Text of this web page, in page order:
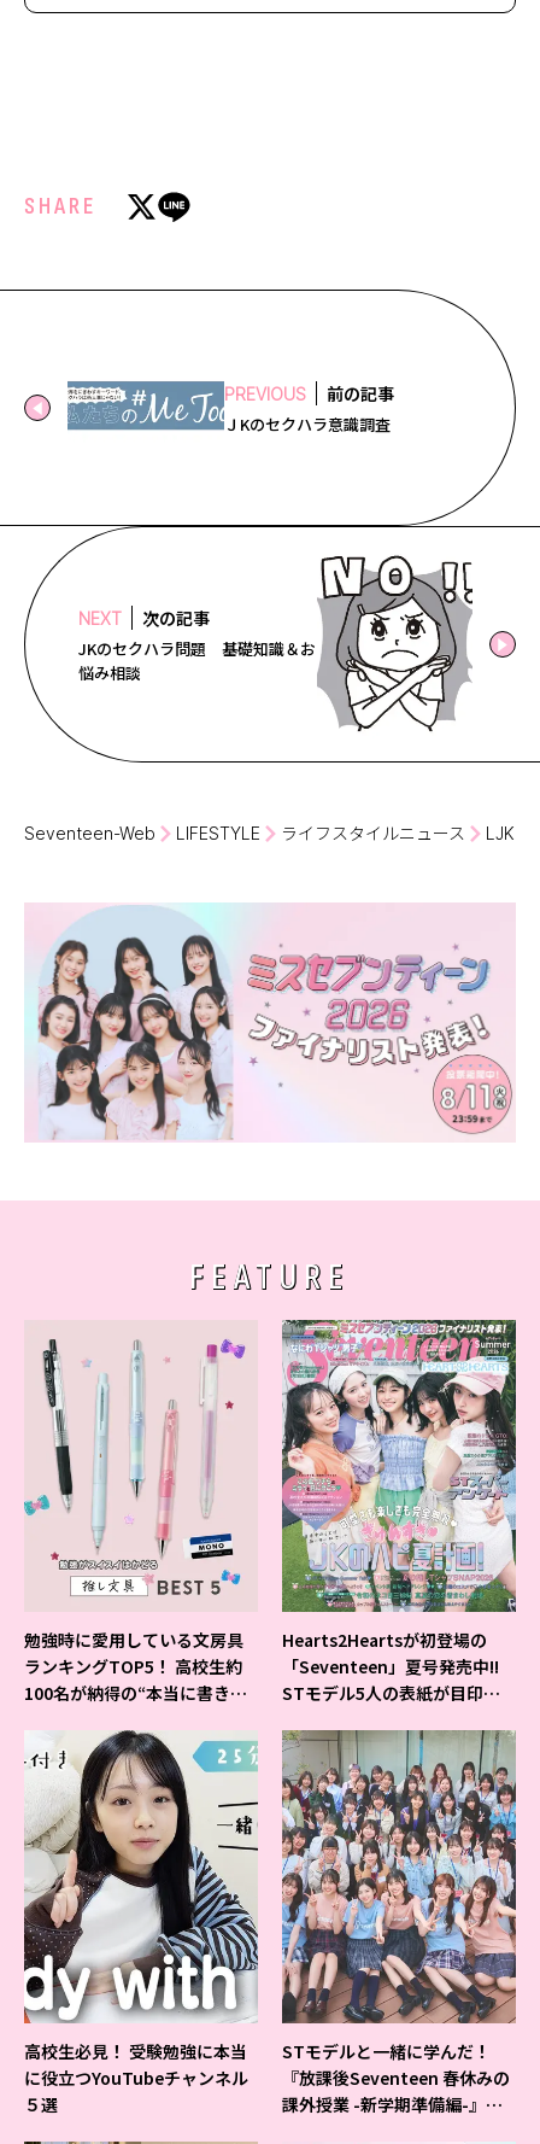
SHARE
PREVIOUS 前の記事
ＪKのセクハラ意識調査
NEXT 次の記事
JKのセクハラ問題 基礎知識＆お
悩み相談
Seventeen-Web LIFESTYLE ライフスタイルニュース LJKマ
FEATURE
勉強時に愛用している文房具
ランキングTOP5！ 高校生約
100名が納得の“本当に書きや
Hearts2Heartsが初登場の
「Seventeen」夏号発売中!!
STモデル5人の表紙が目印だ
高校生必見！ 受験勉強に本当
に役立つYouTubeチャンネル
５選
STモデルと一緒に学んだ！
『放課後Seventeen 春休みの
課外授業 -新学期準備編-』イ